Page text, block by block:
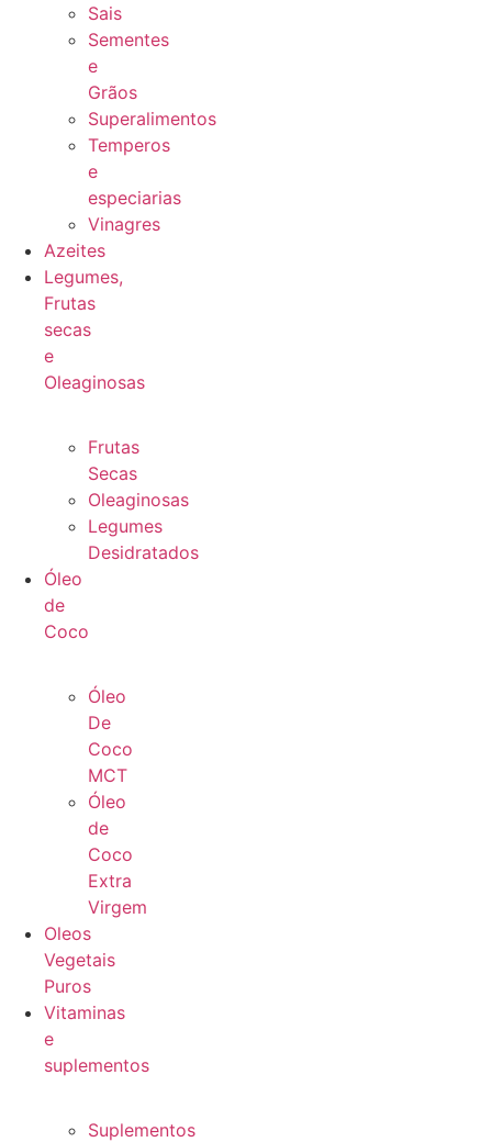
Sais
Sementes
e
Grãos
Superalimentos
Temperos
e
especiarias
Vinagres
Azeites
Legumes,
Frutas
secas
e
Oleaginosas
Frutas
Secas
Oleaginosas
Legumes
Desidratados
Óleo
de
Coco
Óleo
De
Coco
MCT
Óleo
de
Coco
Extra
Virgem
Oleos
Vegetais
Puros
Vitaminas
e
suplementos
Suplementos